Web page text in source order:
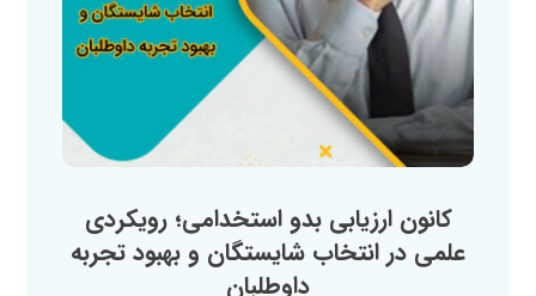
کانون ارزیابی بدو استخدامی؛ رویکردی
علمی در انتخاب شایستگان و بهبود تجربه
داوطلبان